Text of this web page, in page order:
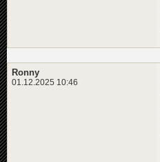
Ronny
01.12.2025 10:46